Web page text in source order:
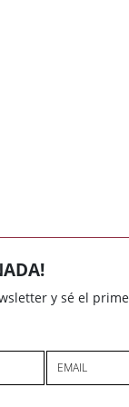
y sé el
EMAIL